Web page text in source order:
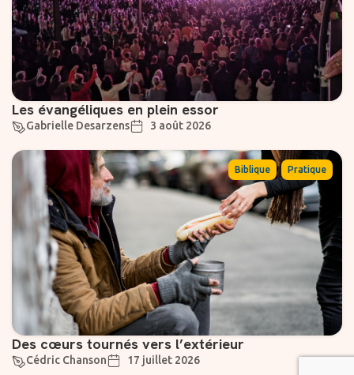
Les évangéliques en plein essor
Gabrielle Desarzens 3 août 2026
Biblique , Pratique
Des cœurs tournés vers l’extérieur
Cédric Chanson 17 juillet 2026